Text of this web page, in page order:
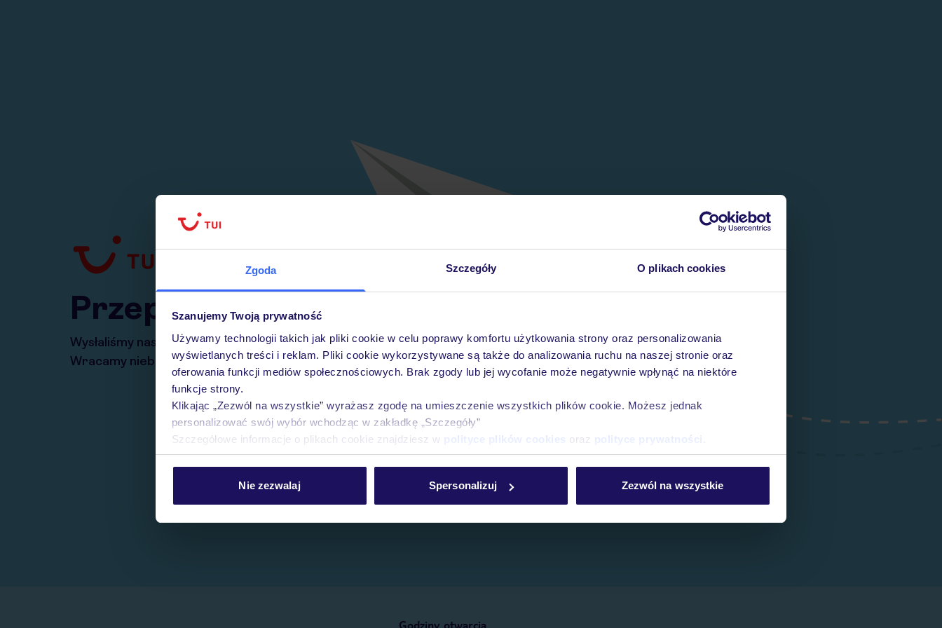
Zgoda Szczegóły O plikach cookies
Szanujemy Twoją prywatność
Używamy technologii takich jak pliki cookie w celu poprawy komfortu użytkowania strony oraz personalizowania
wyświetlanych treści i reklam. Pliki cookie wykorzystywane są także do analizowania ruchu na naszej stronie oraz
oferowania funkcji mediów społecznościowych. Brak zgody lub jej wycofanie może negatywnie wpłynąć na niektóre
funkcje strony.
Klikając „Zezwól na wszystkie” wyrażasz zgodę na umieszczenie wszystkich plików cookie. Możesz jednak
personalizować swój wybór wchodząc w zakładkę „Szczegóły”
Szczegółowe informacje o plikach cookie znajdziesz w polityce plików cookies oraz polityce prywatności
Nie zezwalaj Spersonalizuj Zezwól na wszystkie
Przepraszamy
Wysłaliśmy nasz serwis na krótkie wakacje.
Wracamy niebawem!
Godziny otwarcia